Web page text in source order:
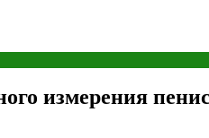
измерения